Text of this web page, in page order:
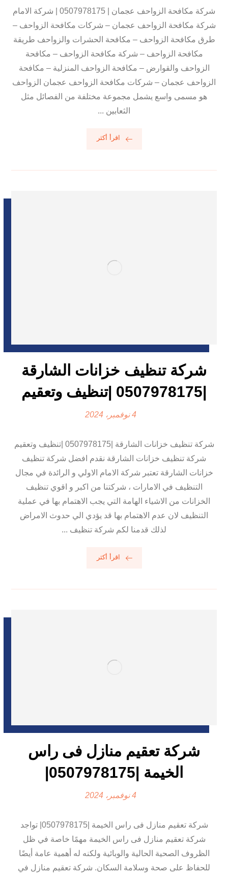
شركة مكافحة الزواحف عجمان | 0507978175 | شركة الامام
شركة مكافحة الزواحف عجمان – شركات مكافحة الزواحف –
طرق مكافحة الزواحف – مكافحة الحشرات والزواحف طريقة
مكافحة الزواحف – شركة مكافحة الزواحف – مكافحة
الزواحف والقوارض – مكافحة الزواحف المنزلية – مكافحة
الزواحف عجمان – شركات مكافحة الزواحف عجمان الزواحف
هو مسمى واسع يشمل مجموعة مختلفة من الفصائل مثل
الثعابين ...
اقرأ أكثر
شركة تنظيف خزانات الشارقة
4 نوفمبر، 2024
شركة تنظيف خزانات الشارقة |0507978175 |تنظيف وتعقيم
شركة تنظيف خزانات الشارقة نقدم افضل شركة تنظيف
خزانات الشارقة تعتبر شركة الامام الاولي و الرائدة في مجال
التنظيف في الامارات ، شركتنا من اكبر و اقوي تنظيف
الخزانات من الاشياء الهامة التي يجب الاهتمام بها في عملية
التنظيف لان عدم الاهتمام بها قد يؤدي الي حدوث الامراض
لذلك قدمنا لكم شركة تنظيف ...
اقرأ أكثر
شركة تعقيم منازل فى راس
الخيمة |0507978175|
4 نوفمبر، 2024
شركة تعقيم منازل فى راس الخيمة |0507978175| تواجد
شركة تعقيم منازل فى راس الخيمة مهمًا خاصة في ظل
الظروف الصحية الحالية والوبائية ولكنه له أهمية عامة أيضًا
للحفاظ على صحة وسلامة السكان. شركة تعقيم منازل في